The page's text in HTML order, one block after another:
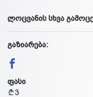
ლოცვანის სხვა
გაზიარება:
ფასი
3